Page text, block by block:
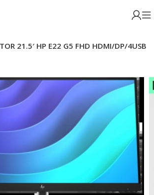
21.5′ HP E22 G5 FHD HDMI/DP/4USB